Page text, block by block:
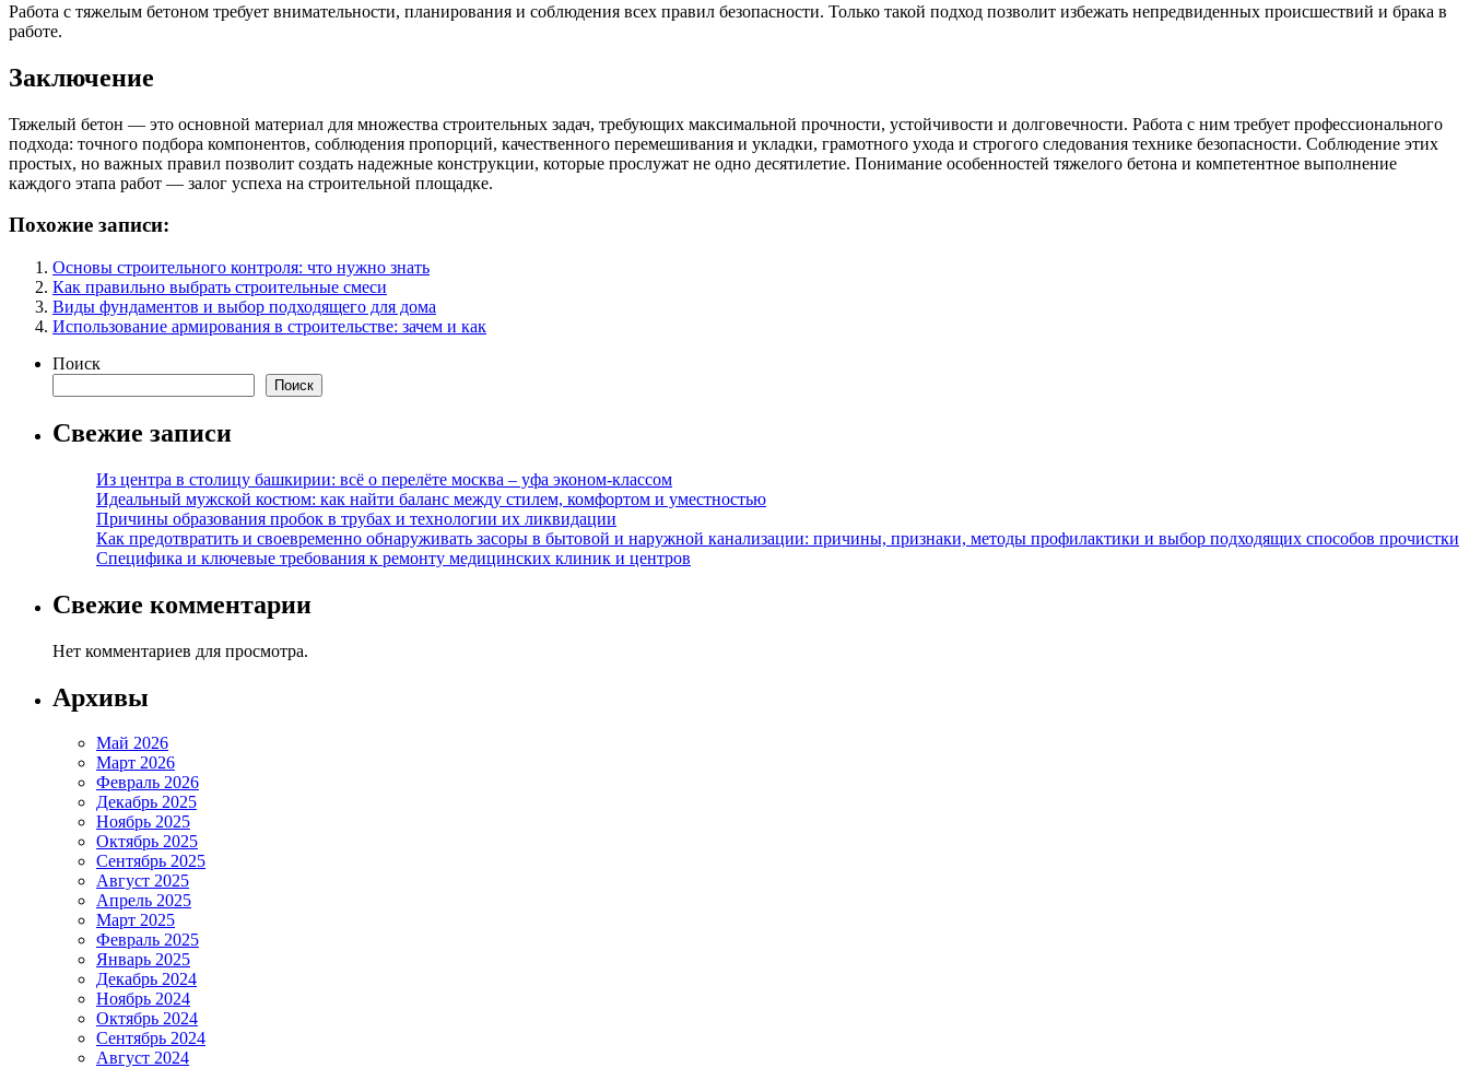
Работа с тяжелым бетоном требует внимательности, планирования и соблюдения всех правил безопасности. Только такой подход позволит избежать непредвиденных происшествий и брака в
работе.
Заключение
Тяжелый бетон — это основной материал для множества строительных задач, требующих максимальной прочности, устойчивости и долговечности. Работа с ним требует профессионального
подхода: точного подбора компонентов, соблюдения пропорций, качественного перемешивания и укладки, грамотного ухода и строгого следования технике безопасности. Соблюдение этих
простых, но важных правил позволит создать надежные конструкции, которые прослужат не одно десятилетие. Понимание особенностей тяжелого бетона и компетентное выполнение
каждого этапа работ — залог успеха на строительной площадке.
Похожие записи:
Основы строительного контроля: что нужно знать
Как правильно выбрать строительные смеси
Виды фундаментов и выбор подходящего для дома
Использование армирования в строительстве: зачем и как
Поиск
Поиск
Свежие записи
Из центра в столицу башкирии: всё о перелёте москва – уфа эконом-классом
Идеальный мужской костюм: как найти баланс между стилем, комфортом и уместностью
Причины образования пробок в трубах и технологии их ликвидации
Как предотвратить и своевременно обнаруживать засоры в бытовой и наружной канализации: причины, признаки, методы профилактики и выбор подходящих способов прочистки
Специфика и ключевые требования к ремонту медицинских клиник и центров
Свежие комментарии
Нет комментариев для просмотра.
Архивы
Май 2026
Март 2026
Февраль 2026
Декабрь 2025
Ноябрь 2025
Октябрь 2025
Сентябрь 2025
Август 2025
Апрель 2025
Март 2025
Февраль 2025
Январь 2025
Декабрь 2024
Ноябрь 2024
Октябрь 2024
Сентябрь 2024
Август 2024